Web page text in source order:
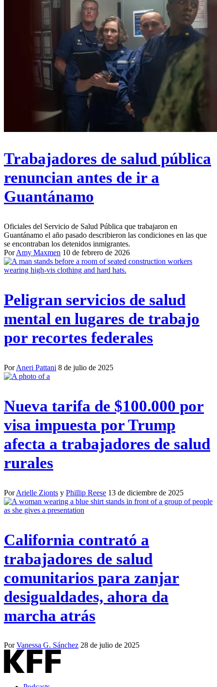
Trabajadores de salud pública
renuncian antes de ir a
Guantánamo
Oficiales del Servicio de Salud Pública que trabajaron en
Guantánamo el año pasado describieron las condiciones en las que
se encontraban los detenidos inmigrantes.
PorAmy Maxmen 10 de febrero de 2026
Peligran servicios de salud
mental en lugares de trabajo
por recortes federales
PorAneri Pattani 8 de julio de 2025
Nueva tarifa de $100.000 por
visa impuesta por Trump
afecta a trabajadores de salud
rurales
PorArielle Zionts y Phillip Reese 13 de diciembre de 2025
California contrató a
trabajadores de salud
comunitarios para zanjar
desigualdades, ahora da
marcha atrás
PorVanessa G. Sánchez 28 de julio de 2025